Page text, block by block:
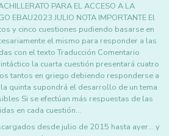
PARA EL ACCESO A LA
EBAU2023 JULIO NOTA IMPORTANTE El
y cinco cuestiones pudiendo basarse en
el mismo para responder a las
con el texto Traducción Comentario
la cuarta cuestión presentará cuatro
tantos en griego debiendo responderse a
quinta supondrá el desarrollo de un tema
Si se efectúan más respuestas de las
en cada cuestión…
desde julio de 2015 hasta ayer... y